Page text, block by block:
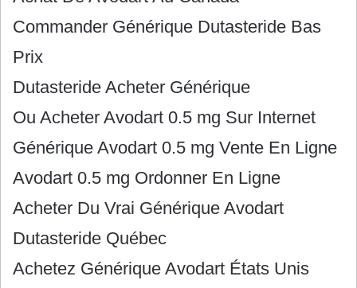
Commander Générique Dutasteride Bas
Prix
Dutasteride Acheter Générique
Ou Acheter Avodart 0.5 mg Sur Internet
Générique Avodart 0.5 mg Vente En Ligne
Avodart 0.5 mg Ordonner En Ligne
Acheter Du Vrai Générique Avodart
Dutasteride Québec
Achetez Générique Avodart États Unis